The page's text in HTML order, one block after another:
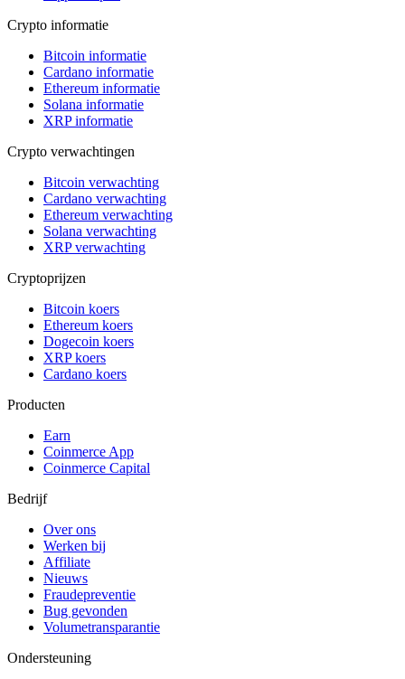
Crypto informatie
Bitcoin informatie
Cardano informatie
Ethereum informatie
Solana informatie
XRP informatie
Crypto verwachtingen
Bitcoin verwachting
Cardano verwachting
Ethereum verwachting
Solana verwachting
XRP verwachting
Cryptoprijzen
Bitcoin koers
Ethereum koers
Dogecoin koers
XRP koers
Cardano koers
Producten
Earn
Coinmerce App
Coinmerce Capital
Bedrijf
Over ons
Werken bij
Affiliate
Nieuws
Fraudepreventie
Bug gevonden
Volumetransparantie
Ondersteuning